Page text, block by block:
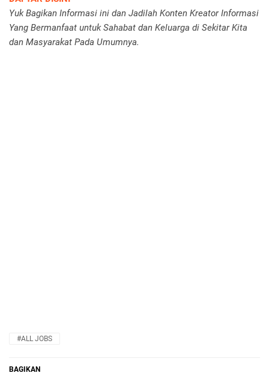
Yuk Bagikan Informasi ini dan Jadilah Konten Kreator Informasi
Yang Bermanfaat untuk Sahabat dan Keluarga di Sekitar Kita
dan Masyarakat Pada Umumnya.
#ALL JOBS
BAGIKAN